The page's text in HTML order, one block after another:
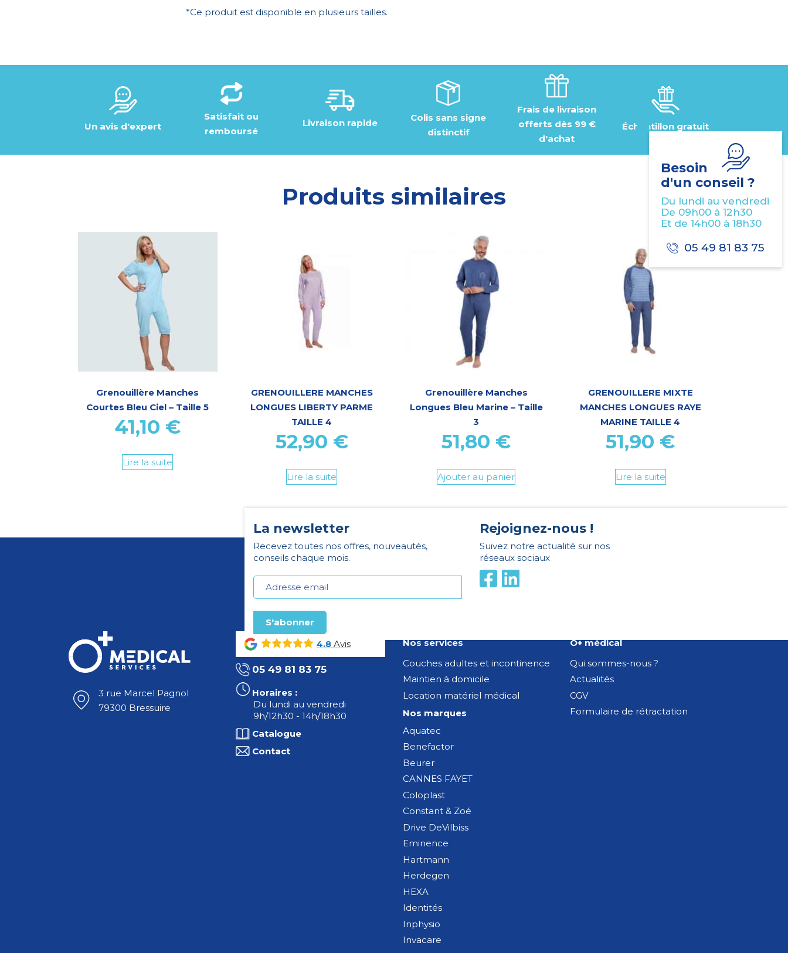
Besoin
d'un conseil ?
Du lundi au vendredi
De 09h00 à 12h30
Et de 14h00 à 18h30
05 49 81 83 75
*Ce produit est disponible en plusieurs tailles.
Un avis d'expert
Satisfait ou
remboursé
Livraison rapide
Colis sans signe
distinctif
Frais de livraison
offerts dès 99 €
d'achat
Échantillon gratuit
Produits similaires
Grenouillère Manches
Courtes Bleu Ciel – Taille 5
41,10 €
Lire la suite
GRENOUILLERE MANCHES
LONGUES LIBERTY PARME
TAILLE 4
52,90 €
Lire la suite
Grenouillère Manches
Longues Bleu Marine – Taille
3
51,80 €
Ajouter au panier
GRENOUILLERE MIXTE
MANCHES LONGUES RAYE
MARINE TAILLE 4
51,90 €
Lire la suite
La newsletter
Recevez toutes nos offres, nouveautés,
conseils chaque mois.
Rejoignez-nous !
Suivez notre actualité sur nos
réseaux sociaux
3 rue Marcel Pagnol
79300 Bressuire
4.8Avis
05 49 81 83 75
Horaires :
Du lundi au vendredi
9h/12h30 - 14h/18h30
Catalogue
Contact
Nos services
Couches adultes et incontinence
Maintien à domicile
Location matériel médical
Nos marques
Aquatec
Benefactor
Beurer
CANNES FAYET
Coloplast
Constant & Zoé
Drive DeVilbiss
Eminence
Hartmann
Herdegen
HEXA
Identités
Inphysio
Invacare
O+ médical
Qui sommes-nous ?
Actualités
CGV
Formulaire de rétractation